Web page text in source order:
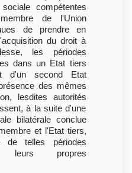
compétentes
de l'Union
de prendre en
du droit à
les périodes
dans un Etat tiers
d'un second Etat
des mêmes
lesdites autorités
à la suite d'une
bilatérale conclue
et l'Etat tiers,
telles périodes
leurs propres